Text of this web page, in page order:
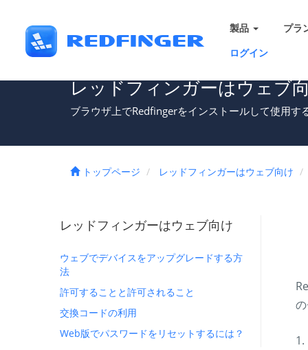
製品
プラ
ログイン
レッドフィンガーはウェブ
ブラウザ上でRedfingerをインストールして使用
トップページ レッドフィンガーはウェブ向け
レッドフィンガーはウェブ向け
ウェブでデバイスをアップグレードする方
法
許可することと許可されること
交換コードの利用
Web版でパスワードをリセットするには？